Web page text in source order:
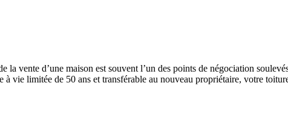
vente d’une maison est souvent l’un des points de négociation
vie limitée de 50 ans et transférable au nouveau propriétaire, votre